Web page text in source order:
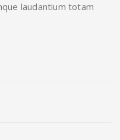
laudantium totam